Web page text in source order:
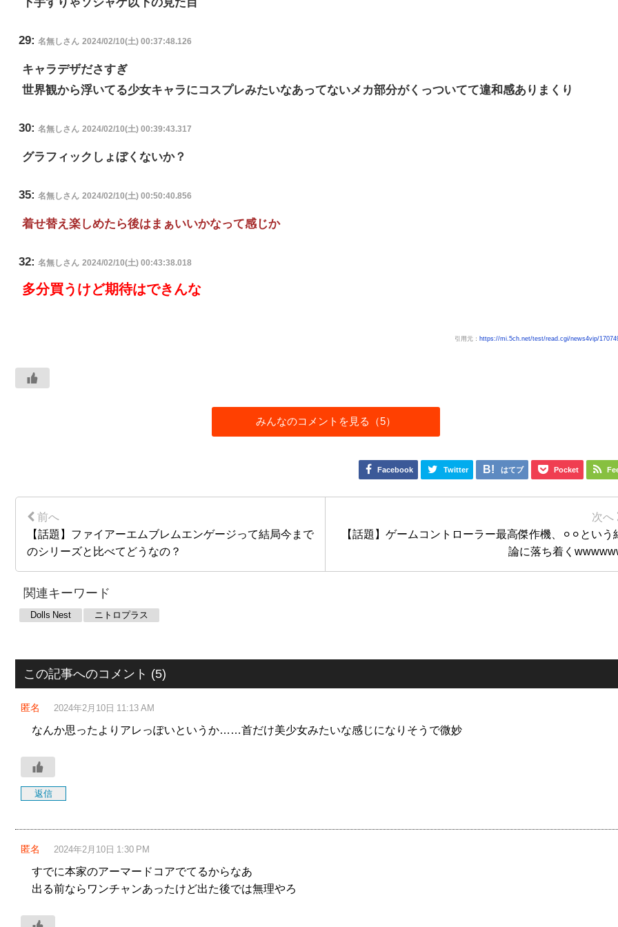
29: 名無しさん 2024/02/10(土) 00:37:48.126
キャラデザださすぎ
世界観から浮いてる少女キャラにコスプレみたいなあってないメカ部分がくっついてて違和感ありまくり
30: 名無しさん 2024/02/10(土) 00:39:43.317
グラフィックしょぼくないか？
35: 名無しさん 2024/02/10(土) 00:50:40.856
着せ替え楽しめたら後はまぁいいかなって感じか
32: 名無しさん 2024/02/10(土) 00:43:38.018
多分買うけど期待はできんな
引用元： https://mi.5ch.net/test/read.cgi/news4vip/
みんなのコメントを見る（5）
Facebook Twitter はてブ Pocket
【話題】ファイアーエムブレムエンゲージって結局今まで
のシリーズと比べてどうなの？
【話題】ゲームコントローラー最高傑作機、⚪︎⚪︎という
論に落ち着く
関連キーワード
Dolls Nest ニトロプラス
この記事へのコメント (5)
匿名 2024年2月10日 11:13 AM
なんか思ったよりアレっぽいというか……首だけ美少女みたいな感じになりそうで微妙
返信
匿名 2024年2月10日 1:30 PM
すでに本家のアーマードコアでてるからなあ
出る前ならワンチャンあったけど出た後では無理やろ